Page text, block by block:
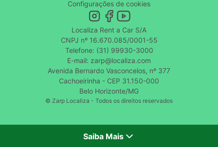
Configurações de cookies
Localiza Rent a Car S/A
CNPJ nº 16.670.085/0001-55
Telefone: (31) 99930-3000
E-mail: zarp@localiza.com
Avenida Bernardo Vasconcelos, nº 377
Cachoeirinha - CEP 31.150-000
Belo Horizonte/MG
© Zarp Localiza - Todos os direitos reservados
Saiba Mais